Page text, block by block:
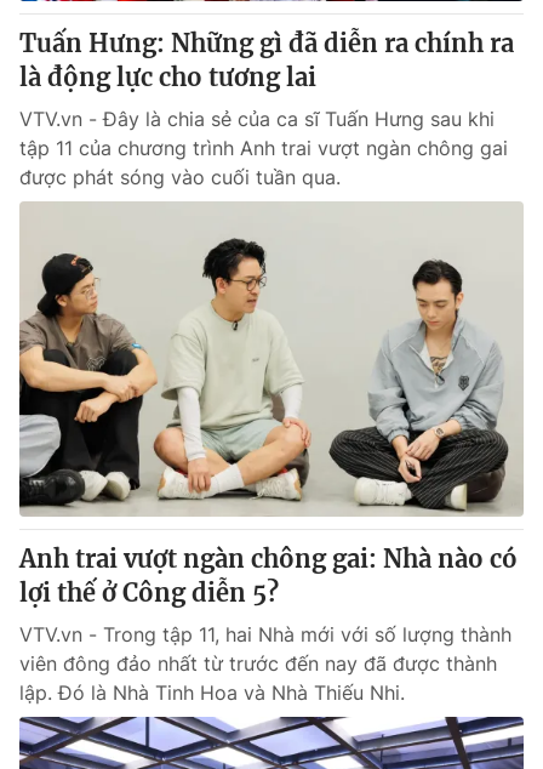
Tuấn Hưng: Những gì đã diễn ra chính ra
là động lực cho tương lai
VTV.vn - Đây là chia sẻ của ca sĩ Tuấn Hưng sau khi
tập 11 của chương trình Anh trai vượt ngàn chông gai
được phát sóng vào cuối tuần qua.
Anh trai vượt ngàn chông gai: Nhà nào có
lợi thế ở Công diễn 5?
VTV.vn - Trong tập 11, hai Nhà mới với số lượng thành
viên đông đảo nhất từ trước đến nay đã được thành
lập. Đó là Nhà Tinh Hoa và Nhà Thiếu Nhi.